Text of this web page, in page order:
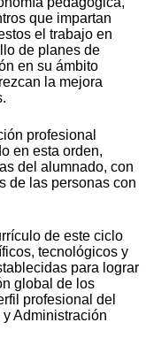
que impartan
el trabajo en
de planes de
en su ámbito
la mejora
profesional
en esta orden,
del alumnado, con
de las personas con
de este ciclo
tecnológicos y
para lograr
global de los
profesional del
Administración